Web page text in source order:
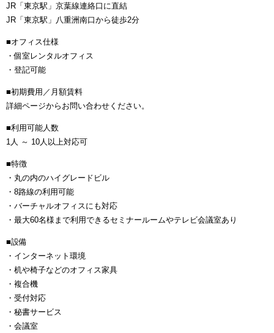
JR「東京駅」京葉線連絡口に直結
JR「東京駅」八重洲南口から徒歩2分
■オフィス仕様
・個室レンタルオフィス
・登記可能
■初期費用／月額賃料
詳細ページからお問い合わせください。
■利用可能人数
1人 ～ 10人以上対応可
■特徴
・丸の内のハイグレードビル
・8路線の利用可能
・バーチャルオフィスにも対応
・最大60名様まで利用できるセミナールームやテレビ会議室あり
■設備
・インターネット環境
・机や椅子などのオフィス家具
・複合機
・受付対応
・秘書サービス
・会議室